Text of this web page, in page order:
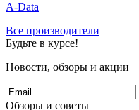
A-Data
Все производители
Будьте в курсе!
Новости, обзоры и акции
Обзоры и советы